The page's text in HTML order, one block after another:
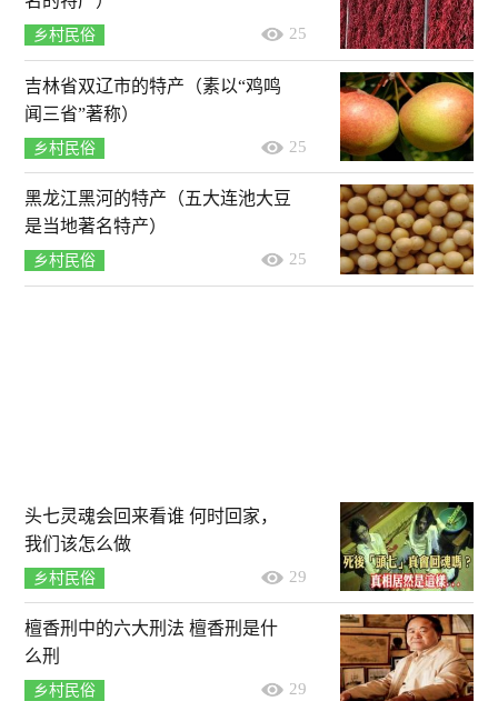
乡村民俗 25
吉林省双辽市的特产（素以“鸡鸣
闻三省”著称）
乡村民俗 25
黑龙江黑河的特产（五大连池大豆
是当地著名特产）
乡村民俗 25
头七灵魂会回来看谁 何时回家，
我们该怎么做
乡村民俗 29
檀香刑中的六大刑法 檀香刑是什
么刑
乡村民俗 29